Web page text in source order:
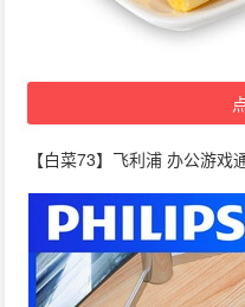
【白菜73】飞利浦 办公游